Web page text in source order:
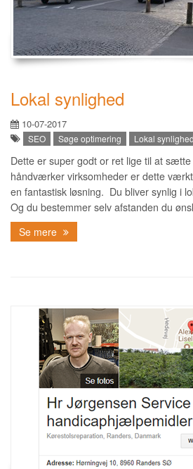
Lokal synlighed
10-07-2017
SEO Søge optimering Lokal synlighed
Dette er super godt or ret lige til at
håndværker virksomheder er dette
en fantastisk løsning. Du bliver synlig i
Og du bestemmer selv afstanden du
Se mere